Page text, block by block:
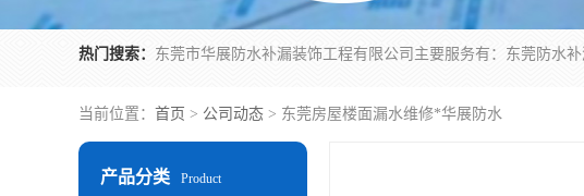
热门搜索：
当前位置： 首页 > 公司动态 > 东莞房屋楼面漏水维修*华展防水
产品分类 Product